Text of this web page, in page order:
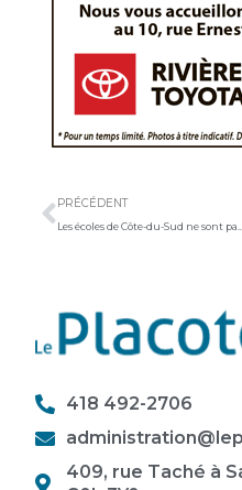
PRÉCÉDENT
418 492-2706
409, rue Taché à